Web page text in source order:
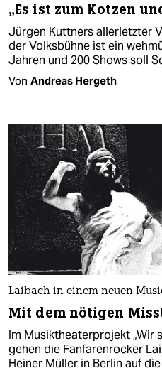
„Es ist zum Kotzen
Jürgen Kuttners allerletzter
der Volksbühne ist ein
Jahren und 200 Shows soll
Von Andreas Hergeth
Laibach in einem neuen
Mit dem nötigen
Im Musiktheater­projekt „Wir
gehen die Fanfarenrocker
Heiner Müller in Berlin auf